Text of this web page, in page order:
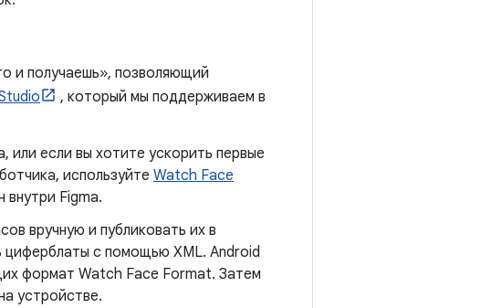
и получаешь», позволяющий
, который мы поддерживаем в
или если вы хотите ускорить первые
используйте Watch Face
внутри Figma.
вручную и публиковать их в
циферблаты с помощью XML. Android
формат Watch Face Format. Затем
устройстве.